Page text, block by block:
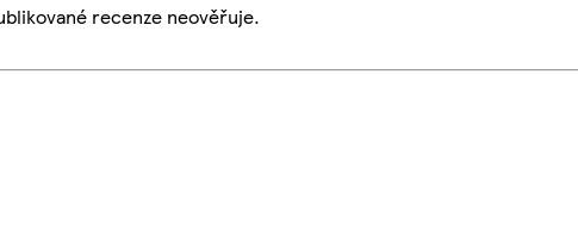
recenze neověřuje.